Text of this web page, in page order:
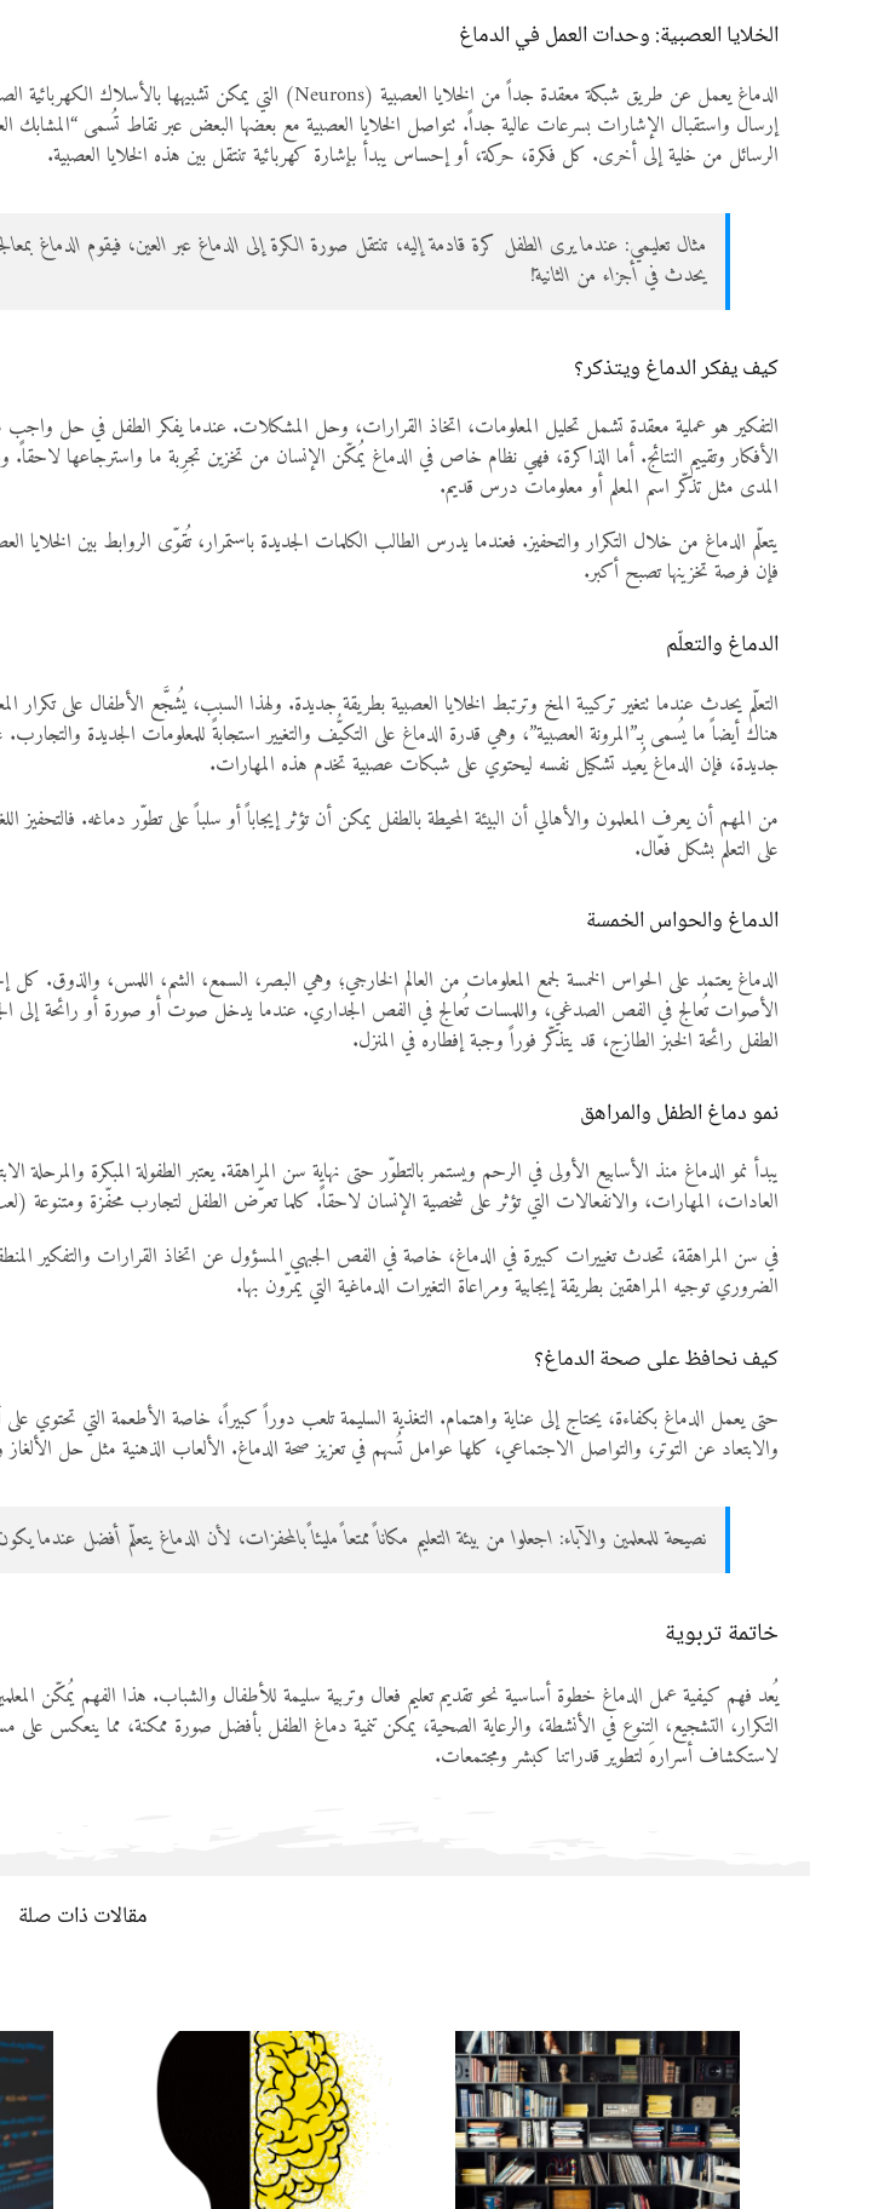
الخلايا العصبية: وحدات العمل في الدماغ
إرسال واستقبال الإشارات بسرعات عالية جداً. تتواصل الخلايا العصبية مع بعضها البعض عبر نقاط تُسمى “المشابك
الرسائل من خلية إلى أخرى. كل فكرة، حركة، أو إحساس يبدأ بإشارة كهربائية تنتقل بين هذه الخلايا العصبية.
مثال تعليمي: عندما يرى الطفل كرة قادمة إليه، تنتقل صورة الكرة إلى الدماغ عبر العين، فيقوم الدماغ
يحدث في أجزاء من الثانية!
كيف يفكر الدماغ ويتذكر؟
التفكير هو عملية معقدة تشمل تحليل المعلومات، اتخاذ القرارات، وحل المشكلات. عندما يفكر الطفل في حل
الأفكار وتقييم النتائج. أما الذاكرة، فهي نظام خاص في الدماغ يُمكّن الإنسان من تخزين تجرِبة ما واسترجاعها
المدى مثل تذكّر اسم المعلم أو معلومات درس قديم.
يتعلّم الدماغ من خلال التكرار والتحفيز. فعندما يدرس الطالب الكلمات الجديدة باستمرار، تُقوّى الروابط بين
فإن فرصة تخزينها تصبح أكبر.
الدماغ والتعلّم
التعلّم يحدث عندما تتغير تركيبة المخ وترتبط الخلايا العصبية بطريقة جديدة. ولهذا السبب، يُشجَّع الأطفال على تكرار
هناك أيضاً ما يُسمى بـ”المرونة العصبية”، وهي قدرة الدماغ على التكيُّف والتغيير استجابةً للمعلومات الجديدة
جديدة، فإن الدماغ يُعيد تشكيل نفسه ليحتوي على شبكات عصبية تخدم هذه المهارات.
من المهم أن يعرف المعلمون والأهالي أن البيئة المحيطة بالطفل يمكن أن تؤثر إيجاباً أو سلباً على تطوّر دماغه.
على التعلم بشكل فعّال.
الدماغ والحواس الخمسة
الدماغ يعتمد على الحواس الخمسة لجمع المعلومات من العالم الخارجي؛ وهي البصر، السمع، الشم، اللمس، والذوق. كل
الأصوات تُعالج في الفص الصدغي، واللمسات تُعالج في الفص الجداري. عندما يدخل صوت أو صورة أو رائحة إلى
الطفل رائحة الخبز الطازج، قد يتذكّر فوراً وجبة إفطاره في المنزل.
نمو دماغ الطفل والمراهق
يبدأ نمو الدماغ منذ الأسابيع الأولى في الرحم ويستمر بالتطوّر حتى نهاية سن المراهقة. يعتبر الطفولة المبكرة
العادات، المهارات، والانفعالات التي تؤثر على شخصية الإنسان لاحقاً. كلما تعرّض الطفل لتجارب محفّزة
في سن المراهقة، تحدث تغييرات كبيرة في الدماغ، خاصة في الفص الجبهي المسؤول عن اتخاذ القرارات والتفكير
الضروري توجيه المراهقين بطريقة إيجابية ومراعاة التغيرات الدماغية التي يمرّون بها.
كيف نحافظ على صحة الدماغ؟
والابتعاد عن التوتر، والتواصل الاجتماعي، كلها عوامل تُسهم في تعزيز صحة الدماغ. الألعاب الذهنية مثل حل
نصيحة للمعلمين والآباء: اجعلوا من بيئة التعليم مكاناً ممتعاً مليئاً بالمحفزات، لأن الدماغ يتعلّم أفضل عندما
خاتمة تربوية
يُعد فهم كيفية عمل الدماغ خطوة أساسية نحو تقديم تعليم فعال وتربية سليمة للأطفال والشباب. هذا الفهم يُمكّن
التكرار، التشجيع، التنوع في الأنشطة، والرعاية الصحية، يمكن تنمية دماغ الطفل بأفضل صورة ممكنة، مما ينعكس
لاستكشاف أسرارهَ لتطوير قدراتنا كبشر ومجتمعات.
مقالات ذات صلة